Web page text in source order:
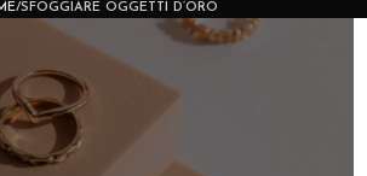
SFOGGIARE OGGETTI D’ORO